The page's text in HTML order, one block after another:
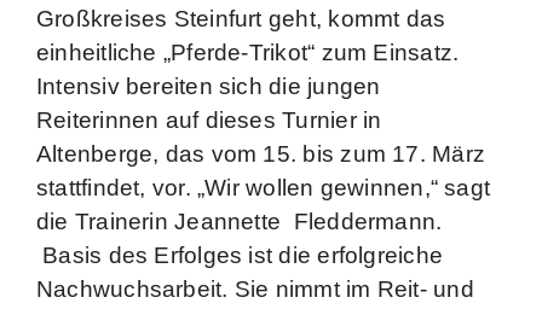
Großkreises Steinfurt geht, kommt das
einheitliche „Pferde-Trikot“ zum Einsatz.
Intensiv bereiten sich die jungen
Reiterinnen auf dieses Turnier in
Altenberge, das vom 15. bis zum 17. März
stattfindet, vor. „Wir wollen gewinnen,“ sagt
die Trainerin Jeannette
Fleddermann.
Basis des Erfolges ist die erfolgreiche
Nachwuchsarbeit. Sie nimmt im Reit- und